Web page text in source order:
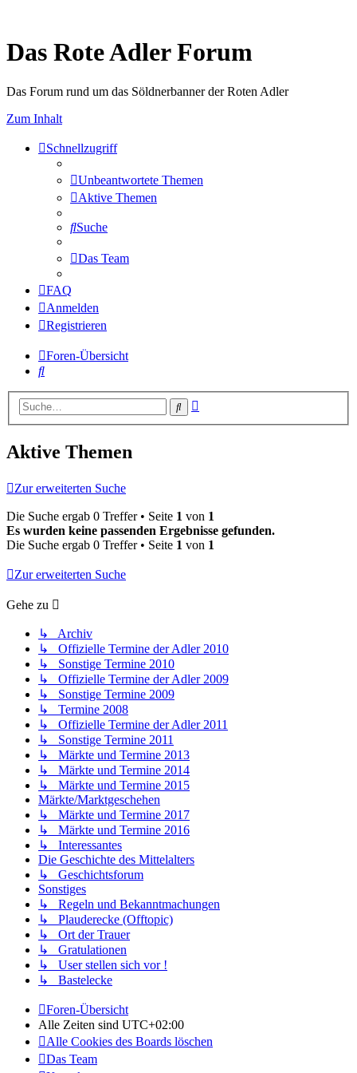
Das Rote Adler Forum
Das Forum rund um das Söldnerbanner der Roten Adler
Zum Inhalt
Schnellzugriff
Unbeantwortete Themen
Aktive Themen
Suche
Das Team
FAQ
Anmelden
Registrieren
Foren-Übersicht
Suche
Suche
Aktive Themen
Zur erweiterten Suche
Die Suche ergab 0 Treffer • Seite 1 von 1
Es wurden keine passenden Ergebnisse gefunden.
Die Suche ergab 0 Treffer • Seite 1 von 1
Zur erweiterten Suche
Gehe zu
↳ Archiv
↳ Offizielle Termine der Adler 2010
↳ Sonstige Termine 2010
↳ Offizielle Termine der Adler 2009
↳ Sonstige Termine 2009
↳ Termine 2008
↳ Offizielle Termine der Adler 2011
↳ Sonstige Termine 2011
↳ Märkte und Termine 2013
↳ Märkte und Termine 2014
↳ Märkte und Termine 2015
Märkte/Marktgeschehen
↳ Märkte und Termine 2017
↳ Märkte und Termine 2016
↳ Interessantes
Die Geschichte des Mittelalters
↳ Geschichtsforum
Sonstiges
↳ Regeln und Bekanntmachungen
↳ Plauderecke (Offtopic)
↳ Ort der Trauer
↳ Gratulationen
↳ User stellen sich vor !
↳ Bastelecke
Foren-Übersicht
Alle Zeiten sind UTC+02:00
Alle Cookies des Boards löschen
Das Team